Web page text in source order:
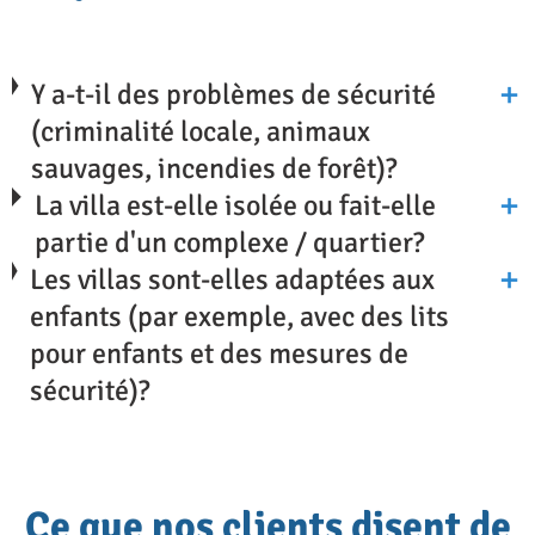
divertissement, sans avoir à parcourir de
longues distances en voiture.
Nos villas familiales incluent des
équipements adaptés aux enfants, tels que
des chaises hautes et des lits bébé. De
plus, certaines villas proposent une variété
d’activités et de jeux, comme des tables de
billard, de tennis de table et des jeux de
société, pour divertir les enfants de tous
Un espace parfait pour les familles
Y a-t-il des problèmes de sécurité
(criminalité locale, animaux
sauvages, incendies de forêt)?
La villa est-elle isolée ou fait-elle
partie d'un complexe / quartier?
Les villas sont-elles adaptées aux
enfants (par exemple, avec des lits
pour enfants et des mesures de
sécurité)?